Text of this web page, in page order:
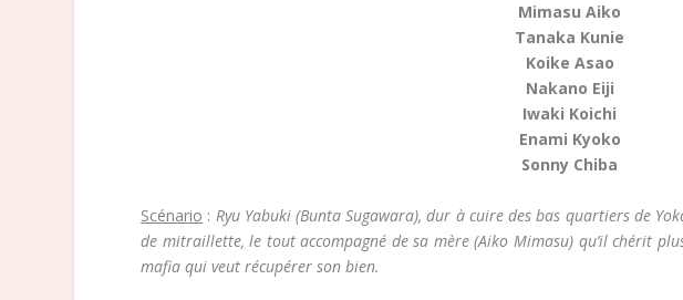
Mimasu Aiko
Tanaka Kunie
Koike Asao
Nakano Eiji
Iwaki Koichi
Enami Kyoko
Sonny Chiba
Scénario : Ryu Yabuki (Bunta Sugawara), dur à cuire des bas quartiers de
de mitraillette, le tout accompagné de sa mère (Aiko Mimasu) qu’il chérit
mafia qui veut récupérer son bien.